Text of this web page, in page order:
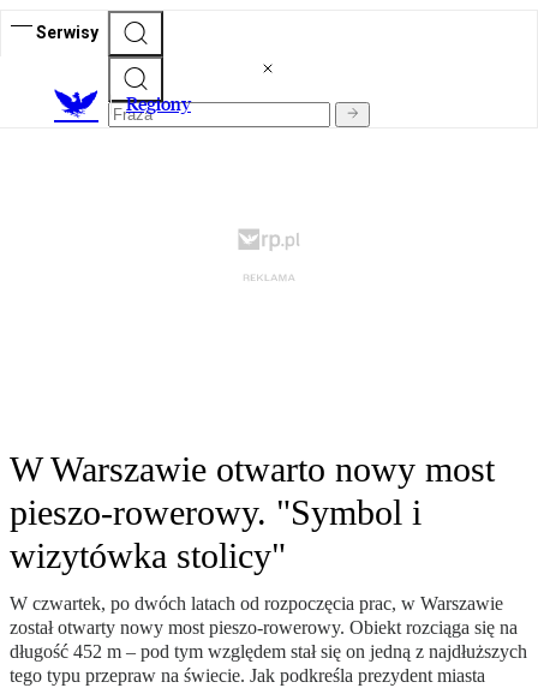
Serwisy
Regiony
W Warszawie otwarto nowy most
pieszo-rowerowy. "Symbol i
wizytówka stolicy"
W czwartek, po dwóch latach od rozpoczęcia prac, w Warszawie
został otwarty nowy most pieszo-rowerowy. Obiekt rozciąga się na
długość 452 m – pod tym względem stał się on jedną z najdłuższych
tego typu przepraw na świecie. Jak podkreśla prezydent miasta